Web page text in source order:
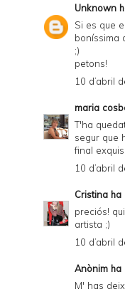
Unknown
Si es que
boníssima
;)
petons!
10 d’abril
maria
T'ha
segur que
final
10 d’abril
Cristina ha
preciós!
artista ;)
10 d’abril
Anònim ha
M' has